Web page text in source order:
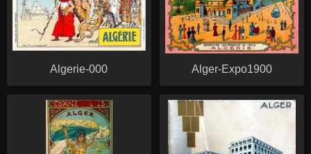
Algerie-000 Alger-Expo1900